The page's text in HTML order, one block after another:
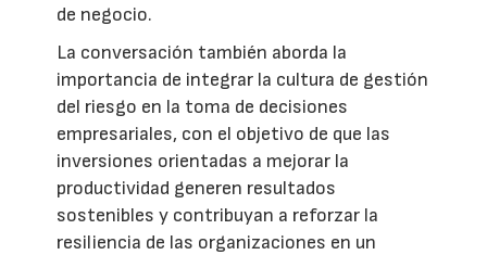
de negocio.
La conversación también aborda la
importancia de integrar la cultura de gestión
del riesgo en la toma de decisiones
empresariales, con el objetivo de que las
inversiones orientadas a mejorar la
productividad generen resultados
sostenibles y contribuyan a reforzar la
resiliencia de las organizaciones en un